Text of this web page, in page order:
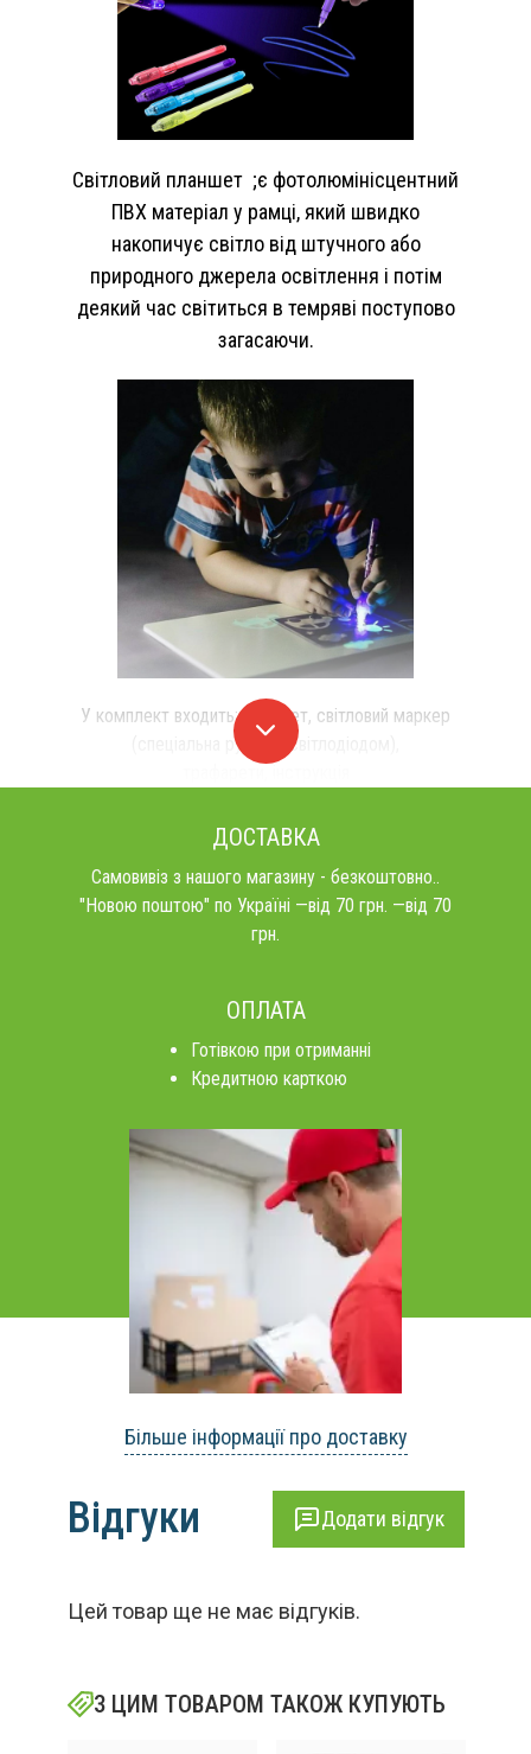
Світловий планшет ;є фотолюмінісцентний
ПВХ матеріал у рамці, який швидко
накопичує світло від штучного або
природного джерела освітлення і потім
деякий час світиться в темряві поступово
загасаючи.
У комплект входить: планшет, світловий маркер
(спеціальна ручка зі світлодіодом),
ДОСТАВКА
Самовивіз з нашого магазину - безкоштовно..
"Новою поштою" по Україні —від 70 грн. —від 70
грн.
ОПЛАТА
Готівкою при отриманні
Кредитною карткою
Більше інформації про доставку
Відгуки Додати відгук
Цей товар ще не має відгуків.
З ЦИМ ТОВАРОМ ТАКОЖ КУПУЮТЬ